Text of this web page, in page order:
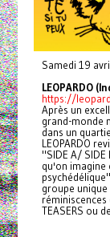
Samedi 19
LEOPARDO
https://
Après un
grand-monde
dans un
LEOPARDO
"SIDE A/
qu'on imagine
groupe
réminiscences
TEASERS ou